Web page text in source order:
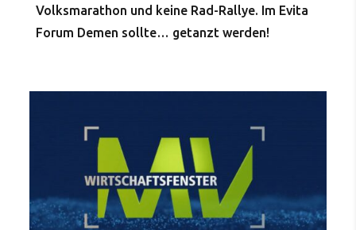
Volksmarathon und keine Rad-Rallye. Im Evita
Forum Demen sollte… getanzt werden!